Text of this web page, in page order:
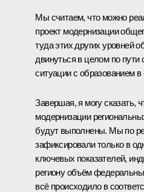
Мы считаем, что можно
проект модернизации
туда этих других уровней
двинуться в целом по
ситуации с образованием в
Завершая, я могу сказать,
модернизации
будут выполнены. Мы по
зафиксировали только в
ключевых показателей,
региону объём
всё происходило в